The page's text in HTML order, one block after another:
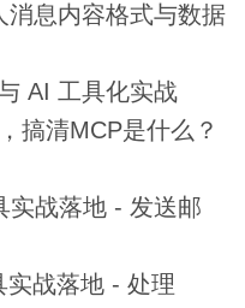
息内容格式与数据
AI 工具化实战
搞清MCP是什么？
战落地 - 发送邮
战落地 - 处理